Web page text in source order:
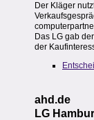
Der Kläger
Das LG gab
der
ahd.de
LG